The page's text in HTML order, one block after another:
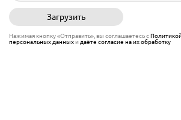
Загрузить
Нажимая кнопку «Отправить», вы соглашаетесь с
персональных данныхи даёте согласие на их обработку